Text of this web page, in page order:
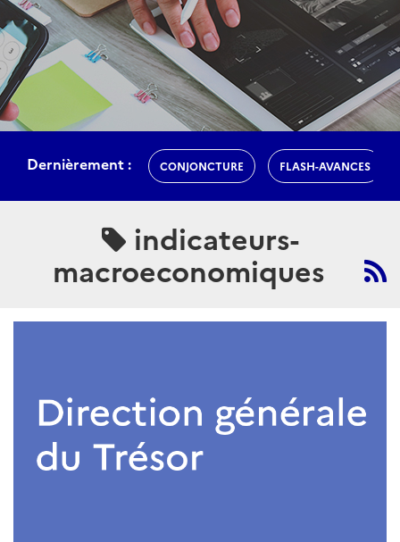
Dernièrement : CONJONCTURE FLASH-AVANCES
indicateurs-
macroeconomiques